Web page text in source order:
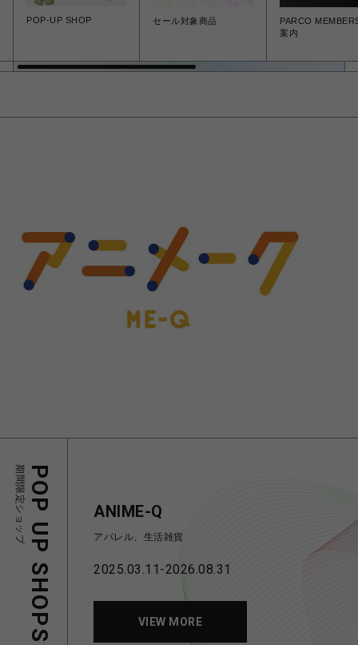
POP-UP SHOP セール対象商品
PARCO
案内
POP UP SHOPS
期間限定ショップ ANIME-Q
アパレル、生活雑貨
2025.03.11-2026.08.31
VIEW MORE